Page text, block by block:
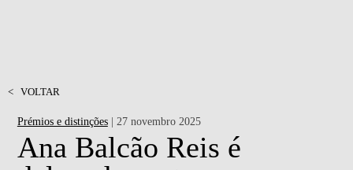
< VOLTAR
Prémios e distinções| 27 novembro 2025
Ana Balcão Reis é